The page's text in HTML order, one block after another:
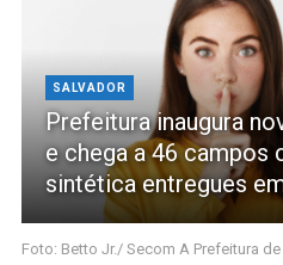
SALVADOR
Prefeitura inaugura
e chega a 46 campos
sintética entregues
Foto: Betto Jr./ Secom A Prefeitura